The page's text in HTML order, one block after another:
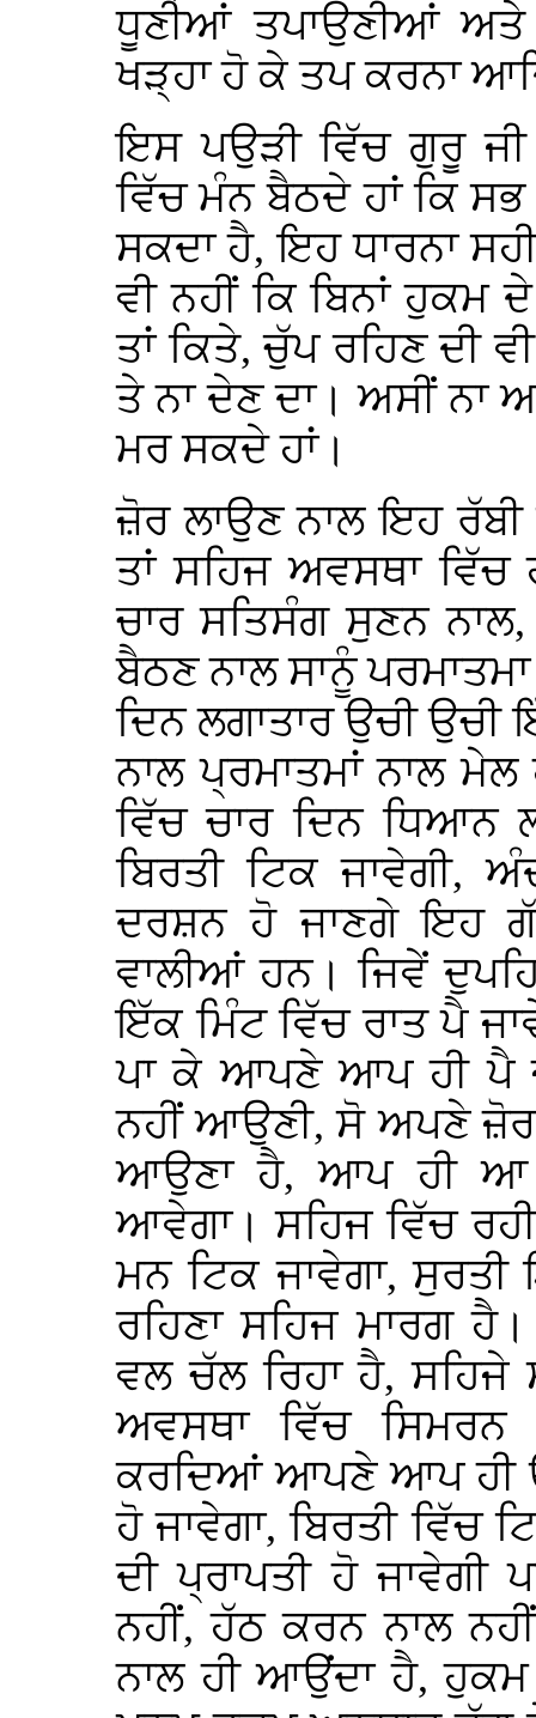
ਧੂਣੀਆਂ ਤਪਾਉਣੀਆਂ ਅਤੇ
ਖੜ੍ਹਾ ਹੋ ਕੇ ਤਪ ਕਰਨਾ
ਇਸ ਪਉੜੀ ਵਿੱਚ ਗੁਰੂ
ਵਿੱਚ ਮੰਨ ਬੈਠਦੇ ਹਾਂ ਕਿ
ਸਕਦਾ ਹੈ, ਇਹ ਧਾਰਨਾ
ਵੀ ਨਹੀਂ ਕਿ ਬਿਨਾਂ
ਤਾਂ ਕਿਤੇ, ਚੁੱਪ ਰਹਿਣ ਦੀ
ਤੇ ਨਾ ਦੇਣ ਦਾ। ਅਸੀਂ ਨਾ
ਮਰ ਸਕਦੇ ਹਾਂ।
ਜ਼ੋਰ ਲਾਉਣ ਨਾਲ ਇਹ
ਤਾਂ ਸਹਿਜ ਅਵਸਥਾ
ਚਾਰ ਸਤਿਸੰਗ ਸੁਣਨ
ਬੈਠਣ ਨਾਲ ਸਾਨੂੰ
ਦਿਨ ਲਗਾਤਾਰ ਉਚੀ ਉਚੀ
ਨਾਲ ਪ੍ਰਮਾਤਮਾਂ ਨਾਲ
ਵਿੱਚ ਚਾਰ ਦਿਨ ਧਿਆਨ
ਬਿਰਤੀ ਟਿਕ
ਦਰਸ਼ਨ ਹੋ ਜਾਣਗੇ ਇਹ
ਵਾਲੀਆਂ ਹਨ। ਜਿਵੇਂ
ਇੱਕ ਮਿੰਟ ਵਿੱਚ ਰਾਤ ਪੈ
ਪਾ ਕੇ ਆਪਣੇ ਆਪ ਹੀ ਪੈ
ਨਹੀਂ ਆਉਣੀ, ਸੋ ਅਪਣੇ ਜ਼ੋਰ
ਆਉਣਾ ਹੈ, ਆਪ ਹੀ ਆ
ਆਵੇਗਾ। ਸਹਿਜ ਵਿੱਚ
ਮਨ ਟਿਕ ਜਾਵੇਗਾ,
ਰਹਿਣਾ ਸਹਿਜ ਮਾਰਗ
ਵਲ ਚੱਲ ਰਿਹਾ ਹੈ, ਸਹਿਜੇ
ਅਵਸਥਾ ਵਿੱਚ
ਕਰਦਿਆਂ ਆਪਣੇ ਆਪ ਹੀ
ਹੋ ਜਾਵੇਗਾ, ਬਿਰਤੀ
ਦੀ ਪ੍ਰਾਪਤੀ ਹੋ ਜਾਵੇਗੀ
ਨਹੀਂ, ਹੱਠ ਕਰਨ ਨਾਲ
ਨਾਲ ਹੀ ਆਉਂਦਾ ਹੈ, ਹੁਕਮ